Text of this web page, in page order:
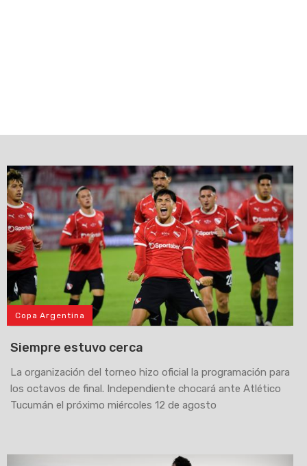
Copa Argentina
Siempre estuvo cerca
La organización del torneo hizo oficial la programación para
los octavos de final. Independiente chocará ante Atlético
Tucumán el próximo miércoles 12 de agosto